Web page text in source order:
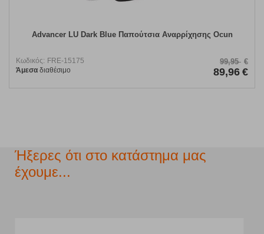
Advancer LU Dark Blue Παπούτσια Αναρρίχησης Ocun
Κωδικός: FRE-15175
Άμεσα διαθέσιμο
99,95 €
89,96 €
Ήξερες ότι στο κατάστημα μας
έχουμε...